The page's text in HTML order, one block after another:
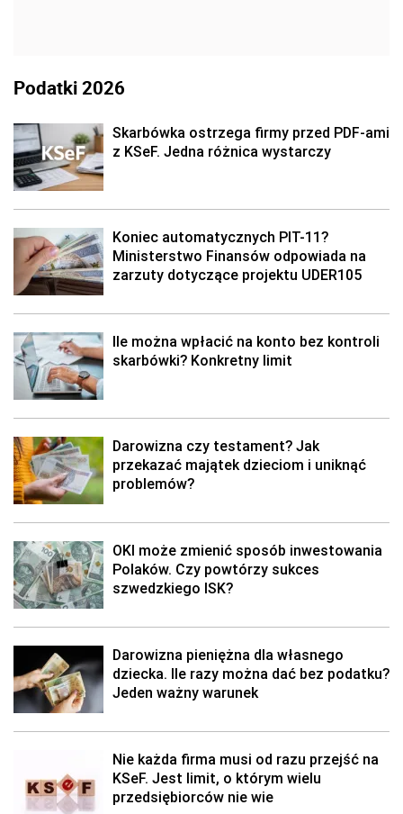
Podatki 2026
Skarbówka ostrzega firmy przed PDF-ami
z KSeF. Jedna różnica wystarczy
Koniec automatycznych PIT-11?
Ministerstwo Finansów odpowiada na
zarzuty dotyczące projektu UDER105
Ile można wpłacić na konto bez kontroli
skarbówki? Konkretny limit
Darowizna czy testament? Jak
przekazać majątek dzieciom i uniknąć
problemów?
OKI może zmienić sposób inwestowania
Polaków. Czy powtórzy sukces
szwedzkiego ISK?
Darowizna pieniężna dla własnego
dziecka. Ile razy można dać bez podatku?
Jeden ważny warunek
Nie każda firma musi od razu przejść na
KSeF. Jest limit, o którym wielu
przedsiębiorców nie wie